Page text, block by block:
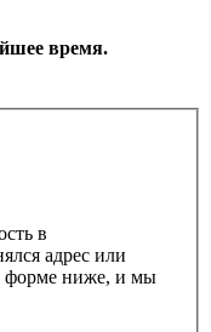
время.
в
адрес или
форме ниже, и мы